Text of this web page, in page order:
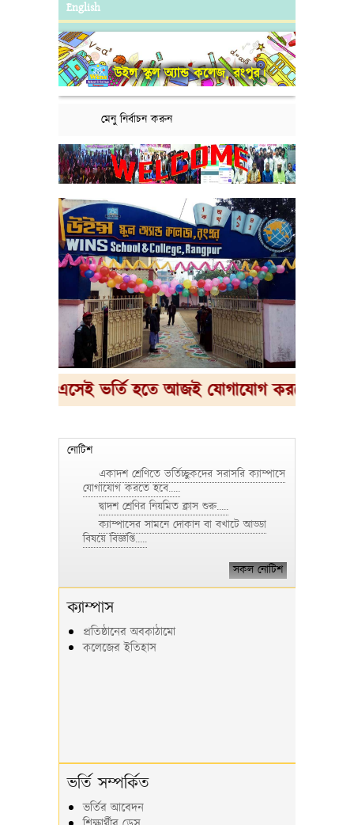
English
উইন্স স্কুল অ্যান্ড কলেজ, রংপুর।
মেনু নির্বাচন করুন
এসেই ভর্তি হতে আজই যোগাযোগ করতে পারেন।
নোটিশ
একাদশ শ্রেণিতে ভর্তিচ্ছুকদের সরাসরি ক্যাম্পাসে
যোগাযোগ করতে হবে.....
দ্বাদশ শ্রেণির নিয়মিত ক্লাস শুরু.....
ক্যাম্পাসের সামনে দোকান বা বখাটে আড্ডা
বিষয়ে বিজ্ঞপ্তি.....
সকল নোটিশ
ক্যাম্পাস
প্রতিষ্ঠানের অবকাঠামো
কলেজের ইতিহাস
ভর্তি সম্পর্কিত
ভর্তির আবেদন